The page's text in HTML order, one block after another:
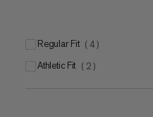
Regular Fit ( 4 )
Athletic Fit ( 2 )